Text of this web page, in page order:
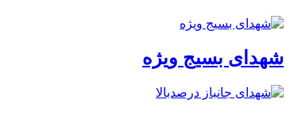
شهدای بسیج ویژه